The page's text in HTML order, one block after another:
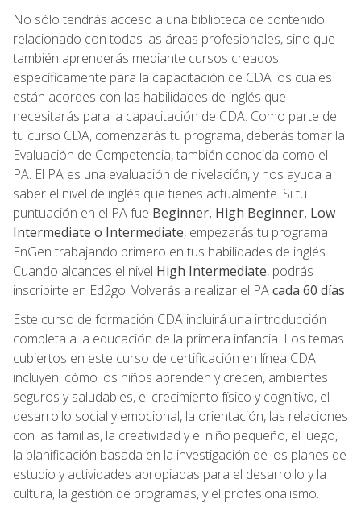
No sólo tendrás acceso a una biblioteca de contenido
relacionado con todas las áreas profesionales, sino que
también aprenderás mediante cursos creados
específicamente para la capacitación de CDA los cuales
están acordes con las habilidades de inglés que
necesitarás para la capacitación de CDA. Como parte de
tu curso CDA, comenzarás tu programa, deberás tomar la
Evaluación de Competencia, también conocida como el
PA. El PA es una evaluación de nivelación, y nos ayuda a
saber el nivel de inglés que tienes actualmente. Si tu
puntuación en el PA fue Beginner, High Beginner, Low
Intermediate o Intermediate, empezarás tu programa
EnGen trabajando primero en tus habilidades de inglés.
Cuando alcances el nivel High Intermediate, podrás
inscribirte en Ed2go. Volverás a realizar el PAcada 60 días.
Este curso de formación CDA incluirá una introducción
completa a la educación de la primera infancia. Los temas
cubiertos en este curso de certificación en línea CDA
incluyen: cómo los niños aprenden y crecen, ambientes
seguros y saludables, el crecimiento físico y cognitivo, el
desarrollo social y emocional, la orientación, las relaciones
con las familias, la creatividad y el niño pequeño, el juego,
la planificación basada en la investigación de los planes de
estudio y actividades apropiadas para el desarrollo y la
cultura, la gestión de programas, y el profesionalismo.